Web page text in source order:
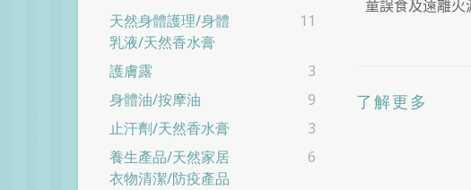
天然身體護理/身體
乳液/天然香水膏
11
護膚露
3
身體油/按摩油
9
止汗劑/天然香水膏
3
養生產品/天然家居
衣物清潔/防疫產品
6
童誤食及遠離火
了解更多